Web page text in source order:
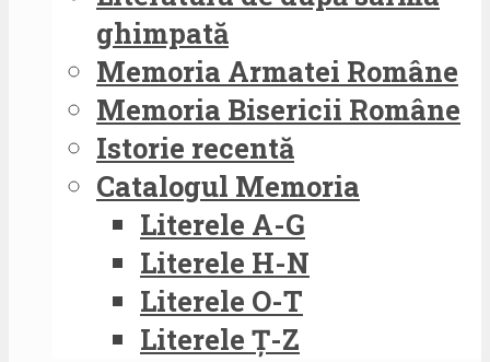
ghimpată
Memoria Armatei Române
Memoria Bisericii Române
Istorie recentă
Catalogul Memoria
Literele A-G
Literele H-N
Literele O-T
Literele Ț-Z